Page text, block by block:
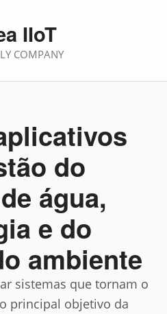
IIoT
COMPANY
do
água,
e do
ambiente
sistemas que tornam o
principal objetivo da